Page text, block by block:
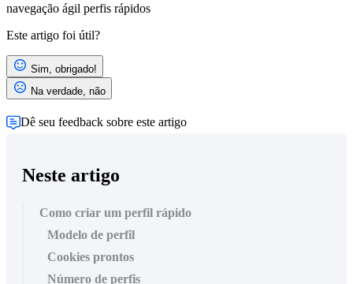
navegação ágil perfis rápidos
Este artigo foi útil?
Sim, obrigado!
Na verdade, não
Dê seu feedback sobre este artigo
Neste artigo
Como criar um perfil rápido
Modelo de perfil
Cookies prontos
Número de perfis